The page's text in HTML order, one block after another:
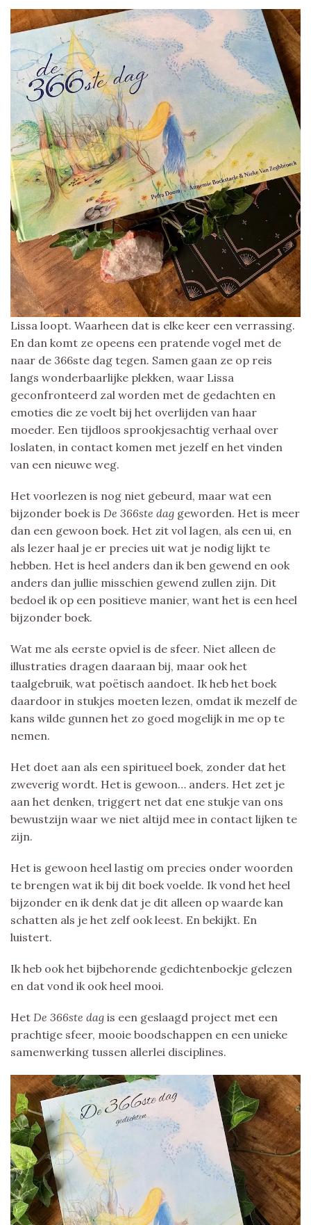
Lissa loopt. Waarheen dat is elke keer een verrassing.
En dan komt ze opeens een pratende vogel met de
naar de 366ste dag tegen. Samen gaan ze op reis
langs wonderbaarlijke plekken, waar Lissa
geconfronteerd zal worden met de gedachten en
emoties die ze voelt bij het overlijden van haar
moeder. Een tijdloos sprookjesachtig verhaal over
loslaten, in contact komen met jezelf en het vinden
van een nieuwe weg.
Het voorlezen is nog niet gebeurd, maar wat een
bijzonder boek is De 366ste dag geworden. Het is meer
dan een gewoon boek. Het zit vol lagen, als een ui, en
als lezer haal je er precies uit wat je nodig lijkt te
hebben. Het is heel anders dan ik ben gewend en ook
anders dan jullie misschien gewend zullen zijn. Dit
bedoel ik op een positieve manier, want het is een heel
bijzonder boek.
Wat me als eerste opviel is de sfeer. Niet alleen de
illustraties dragen daaraan bij, maar ook het
taalgebruik, wat poëtisch aandoet. Ik heb het boek
daardoor in stukjes moeten lezen, omdat ik mezelf de
kans wilde gunnen het zo goed mogelijk in me op te
nemen.
Het doet aan als een spiritueel boek, zonder dat het
zweverig wordt. Het is gewoon… anders. Het zet je
aan het denken, triggert net dat ene stukje van ons
bewustzijn waar we niet altijd mee in contact lijken te
zijn.
Het is gewoon heel lastig om precies onder woorden
te brengen wat ik bij dit boek voelde. Ik vond het heel
bijzonder en ik denk dat je dit alleen op waarde kan
schatten als je het zelf ook leest. En bekijkt. En
luistert.
Ik heb ook het bijbehorende gedichtenboekje gelezen
en dat vond ik ook heel mooi.
Het De 366ste dag is een geslaagd project met een
prachtige sfeer, mooie boodschappen en een unieke
samenwerking tussen allerlei disciplines.